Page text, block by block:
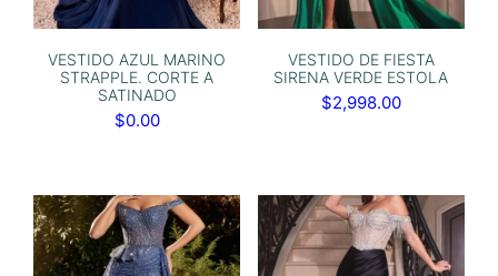
VESTIDO AZUL MARINO
STRAPPLE. CORTE A
SATINADO
$0.00
VESTIDO DE FIESTA
SIRENA VERDE ESTOLA
$2,998.00